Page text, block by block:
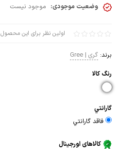
اولین نظر برای این محصول
برند: گری | Gree
رنگ كالا
گارانتي
فاقد گارانتي
کالاهای اورجینال
وضعیت موجودی: موجود نیست